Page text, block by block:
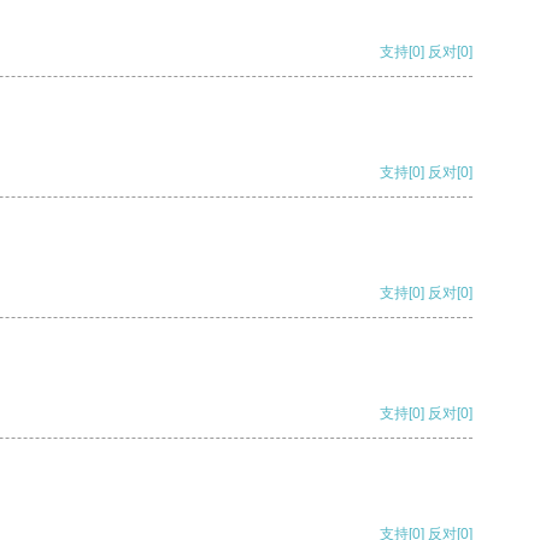
支持[0] 反对[0]
支持[0] 反对[0]
支持[0] 反对[0]
支持[0] 反对[0]
支持[0] 反对[0]